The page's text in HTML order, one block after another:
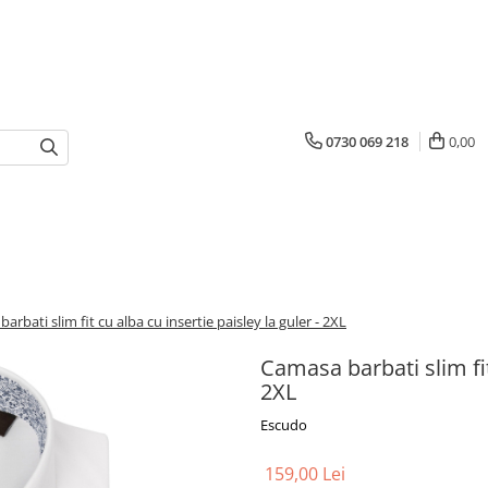
0730 069 218 0,00
slim fit cu alba cu insertie paisley la guler - 2XL
Camasa barbati slim
2XL
Escudo
159,00 Lei